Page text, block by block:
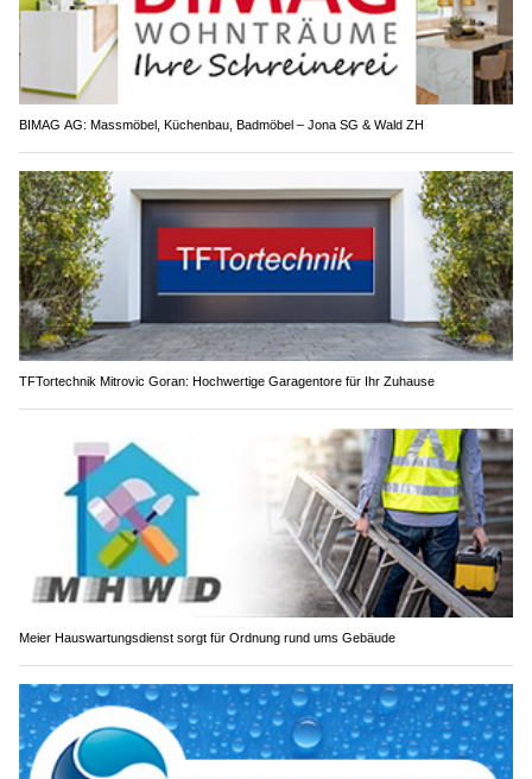
BIMAG AG: Massmöbel, Küchenbau, Badmöbel – Jona SG & Wald ZH
TFTortechnik Mitrovic Goran: Hochwertige Garagentore für Ihr Zuhause
Meier Hauswartungsdienst sorgt für Ordnung rund ums Gebäude